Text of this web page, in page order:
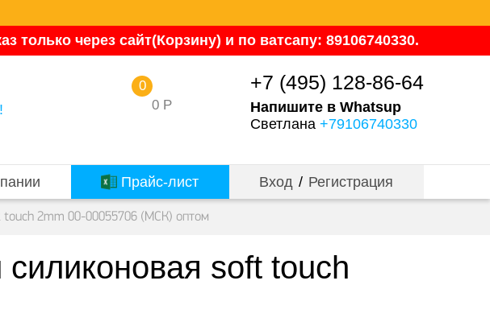
через сайт(Корзину) и по ватсапу: 89106740330.
0 Р
0 +7 (495) 128-86-64
Напишите в Whatsup
Светлана +79106740330
Прайс-лист Вход / Регистрация
touch 2mm 00-00055706 (МСК) оптом
soft touch